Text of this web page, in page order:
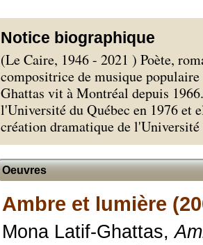
Notice biographique
(Le Caire, 1946 - 2021 ) Poète,
compositrice de musique
Ghattas vit à Montréal depuis
l'Université du Québec en 1976 et
création dramatique de
Oeuvres
Ambre et lumière
Mona Latif-Ghattas,